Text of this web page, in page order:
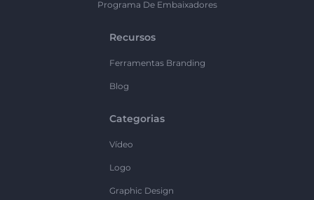
Programa De Embaixadores
Recursos
Ferramentas Branding
Blog
Categorias
Vídeo
Logo
Graphic Design